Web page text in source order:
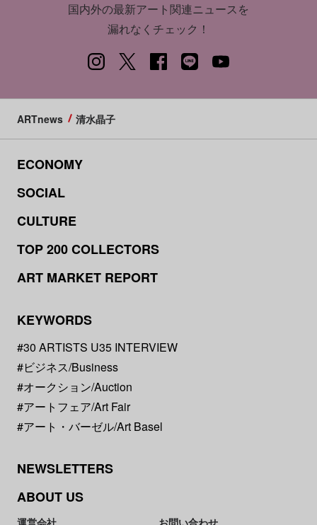
国内外の最新アート関連ニュースを
漏れなくチェック！
ARTnews 清水晶子
ECONOMY
SOCIAL
CULTURE
TOP 200 COLLECTORS
ART MARKET REPORT
KEYWORDS
#30 ARTISTS U35 INTERVIEW
#ビジネス/Business
#オークション/Auction
#アートフェア/Art Fair
#アート・バーゼル/Art Basel
NEWSLETTERS
ABOUT US
運営会社 お問い合わせ